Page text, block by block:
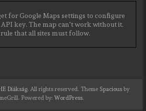
for Google Maps settings to configure
API key. The map can't work without it.
rule that all sites must follow.
Diákság. All rights reserved. Theme Spacious by
Powered by: WordPress.